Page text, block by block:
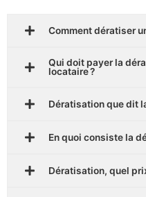
Comment dératiser
Qui doit payer la
locataire ?
Dératisation que dit
En quoi consiste la
Dératisation, quel